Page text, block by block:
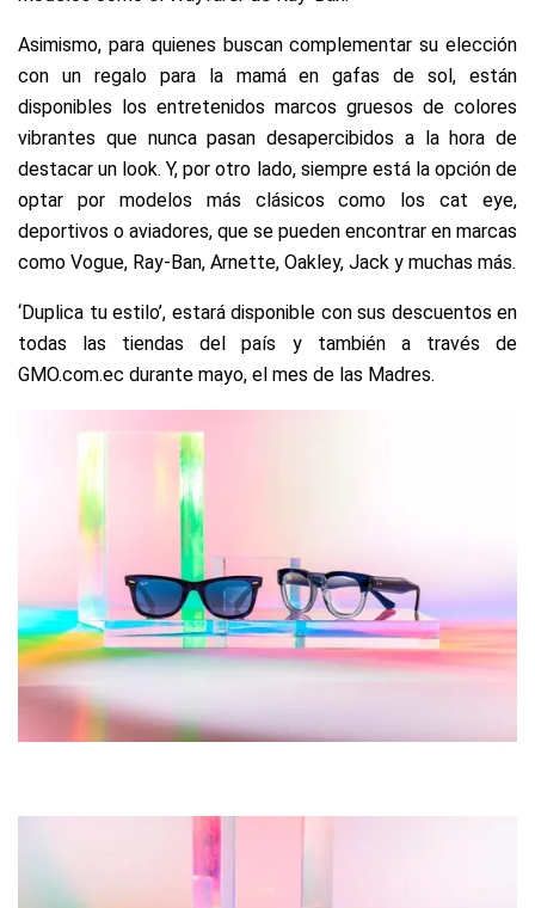
Asimismo, para quienes buscan complementar su elección
con un regalo para la mamá en gafas de sol, están
disponibles los entretenidos marcos gruesos de colores
vibrantes que nunca pasan desapercibidos a la hora de
destacar un look. Y, por otro lado, siempre está la opción de
optar por modelos más clásicos como los cat eye,
deportivos o aviadores, que se pueden encontrar en marcas
como Vogue, Ray-Ban, Arnette, Oakley, Jack y muchas más.
‘Duplica tu estilo’, estará disponible con sus descuentos en
todas las tiendas del país y también a través de
GMO.com.ec durante mayo, el mes de las Madres.